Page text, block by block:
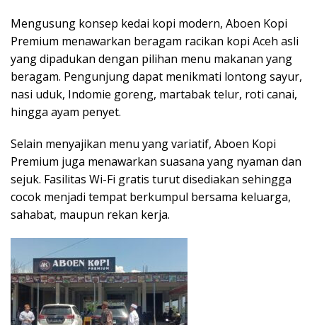
Mengusung konsep kedai kopi modern, Aboen Kopi
Premium menawarkan beragam racikan kopi Aceh asli
yang dipadukan dengan pilihan menu makanan yang
beragam. Pengunjung dapat menikmati lontong sayur,
nasi uduk, Indomie goreng, martabak telur, roti canai,
hingga ayam penyet.
Selain menyajikan menu yang variatif, Aboen Kopi
Premium juga menawarkan suasana yang nyaman dan
sejuk. Fasilitas Wi-Fi gratis turut disediakan sehingga
cocok menjadi tempat berkumpul bersama keluarga,
sahabat, maupun rekan kerja.